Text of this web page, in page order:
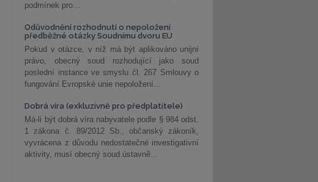
podmínek pro...
Odůvodnění rozhodnutí o nepoložení
předběžné otázky Soudnímu dvoru EU
Pokud v otázce, v níž má být aplikováno unijní
právo, obecný soud rozhodující jako soud
poslední instance ve smyslu čl. 267 Smlouvy o
fungování Evropské unie nepoložení...
Dobrá víra (exkluzivně pro předplatitele)
Má-li být dobrá víra nabyvatele podle § 984 odst.
1 zákona č. 89/2012 Sb., občanský zákoník,
vyvrácena z důvodu nedostatečné investigativní
aktivity, musí obecný soud ústavně...